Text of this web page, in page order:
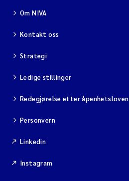
Om NIVA
Kontakt oss
Strategi
Ledige stillinger
Redegjørelse etter åpenhetsloven
Personvern
Linkedin
Instagram